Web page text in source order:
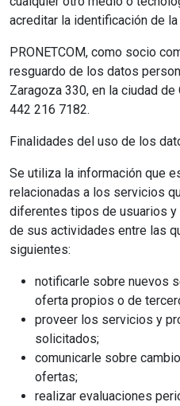
acreditar la identificación de la
PRONETCOM, como socio
resguardo de los datos
Zaragoza 330, en la ciudad
442 216 7182.
Finalidades del uso de los
Se utiliza la información que
relacionadas a los servicios
diferentes tipos de usuarios
de sus actividades entre las
siguientes:
notificarle sobre nuevos
oferta propios o de
proveer los servicios y
solicitados;
comunicarle sobre
ofertas;
realizar evaluaciones